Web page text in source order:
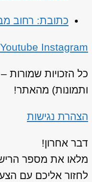
כתובת: רחוב מבצע
Youtube Instagram
כל הזכויות שמורות
ותמונות) מהאתר!
הצהרת נגישות
דבר אחרון!
מלאו את מספר
לחזור אליכם עם